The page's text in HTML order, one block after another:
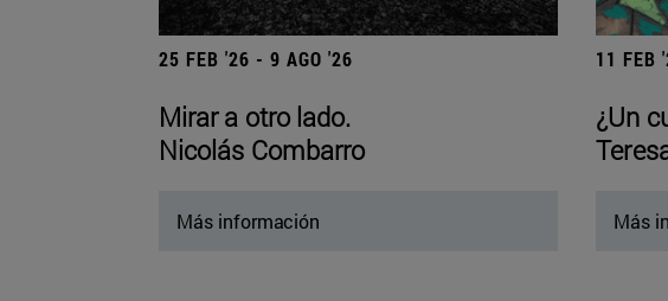
25 FEB '26 - 9 AGO '26
Mirar a otro lado.
Nicolás Combarro
Más información
11 FEB
¿Un
Más